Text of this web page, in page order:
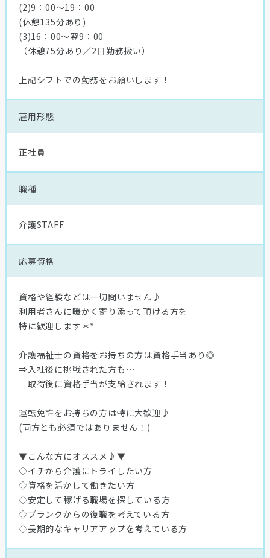
(2)9：00〜19：00
(休憩135分あり)
(3)16：00〜翌9：00
（休憩75分あり／2日勤務扱い）
上記シフトでの勤務をお願いします！
雇用形態
正社員
職種
介護STAFF
応募資格
資格や経験などは一切問いません♪
利用者さんに暖かく寄り添って頂ける方を
特に歓迎します＊*
介護福祉士の資格をお持ちの方は資格手当あり◎
⇒入社後に挑戦された方も…
取得後に資格手当が支給されます！
運転免許をお持ちの方は特に大歓迎♪
(両方とも必須ではありません！)
▼こんな方にオススメ♪▼
◇イチから介護にトライしたい方
◇資格を活かして働きたい方
◇安定して稼げる職場を探している方
◇ブランクからの復職を考えている方
◇長期的なキャリアアップを考えている方